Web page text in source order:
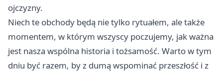
ojczyzny.
Niech te obchody będą nie tylko rytuałem, ale także
momentem, w którym wszyscy poczujemy, jak ważna
jest nasza wspólna historia i tożsamość. Warto w tym
dniu być razem, by z dumą wspominać przeszłość i z